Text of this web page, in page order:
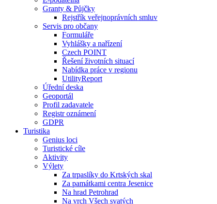
Granty & Půjčky
Rejstřík veřejnoprávních smluv
Servis pro občany
Formuláře
Vyhlášky a nařízení
Czech POINT
Řešení životních situací
Nabídka práce v regionu
UtilityReport
Úřední deska
Geoportál
Profil zadavatele
Registr oznámení
GDPR
Turistika
Genius loci
Turistické cíle
Aktivity
Výlety
Za trpaslíky do Krtských skal
Za památkami centra Jesenice
Na hrad Petrohrad
Na vrch Všech svatých